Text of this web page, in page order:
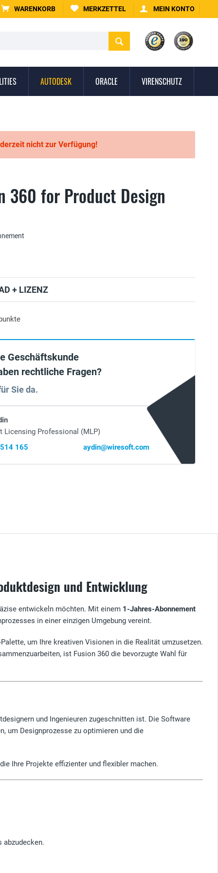
WARENKORB MERKZETTEL MEIN KONTO
AUTODESK ORACLE VIRENSCHUTZ
nicht zur Verfügung!
360 for Product Design
+ LIZENZ
Geschäftskunde
rechtliche Fragen?
Sie da.
Licensing Professional (MLP)
165
aydin@wiresoft.com
und Entwicklung
entwickeln möchten. Mit einem 1-Jahres-Abonnement
in einer einzigen Umgebung vereint.
um Ihre kreativen Visionen in die Realität umzusetzen.
ist Fusion 360 die bevorzugte Wahl für
und Ingenieuren zugeschnitten ist. Die Software
um Designprozesse zu optimieren und die
Ihre Projekte effizienter und flexibler machen.
abzudecken.